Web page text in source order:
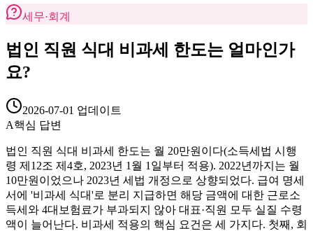
세무·회계
법인 직원 식대 비과세 한도는 얼마인가
요?
2026-07-01 업데이트
A핵심 답변
법인 직원 식대 비과세 한도는 월 20만원이다(소득세법 시행
령 제12조 제4호, 2023년 1월 1일부터 적용). 2022년까지는 월
10만원이었으나 2023년 세법 개정으로 상향되었다. 급여 명세
서에 '비과세 식대'로 분리 지급하면 해당 금액에 대한 근로소
득세와 4대보험료가 부과되지 않아 대표·직원 모두 실질 수령
액이 늘어난다. 비과세 적용의 핵심 요건은 세 가지다. 첫째, 회